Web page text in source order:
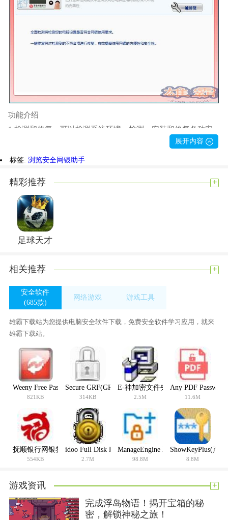
功能介绍
1.检测和修复，可以检测系统环境，检测、安装和修复各种安
2.USBKey管理，检测USBKey证书信息。
快速访问。
4.获取在线帮助。如有疑问，可点击在线帮助解决。
常见问题
问:如何开通网上银行服务？
答:持有我行账户的客户可在营业网点签约开通企业网银服务。
点”。我该怎么办？
答:在登录界面，系统会提示你下载控件，下载后直接运行程
序，在网银助手中选择“一键修复”。如果控件下载不成功，可
须在浏览器中打开ActiveX的相关权限。具体操作方法如下:在浏
Interet自定义级别，在弹出的对话框中选择安全级别-中，点击
重置确认。
问:登录企业网银的账号和密码是多少？
答:公司账户在柜台签约后，柜台会提供一个密码信封。它包含
管理员和主管的登录帐户和密码。普通操作员帐户由管理员登
录，并在权限管理模块中添加。
问:忘记用户名或登录密码怎么办？
答:如果普通操作员忘记了登录密码，可以要求企业账户管理员
问:使用过程中遇到问题怎么办？
答:您可以解决企业中的常见问题网银，也可以拨打我们的客服
电话，或到营业网点咨询。
展开内容
标签:浏览安全网银助手
精彩推荐 +
足球天才
相关推荐 +
安全软件
(685款)
网络游戏
游戏工具
雄霸下载站为您提供电脑安全软件下载，免费安全软件学习应用，就来
雄霸下载站。
Weeny Free Password Manager(密码管理软件)
821KB
Secure GRF(GRF加密软件)
314KB
E-神加密文件夹 V2006 Build
2.5M
Any PDF
11.6M
抚顺银行网银签名控件
554KB
idoo Full Disk Encryption(硬盘加密软件)
2.7M
ManageEngine DataSecurity(数据访
98.8M
ShowKeyPlus(产
8.8M
游戏资讯 +
完成浮岛物语！揭开宝箱的秘
密，解锁神秘之旅！